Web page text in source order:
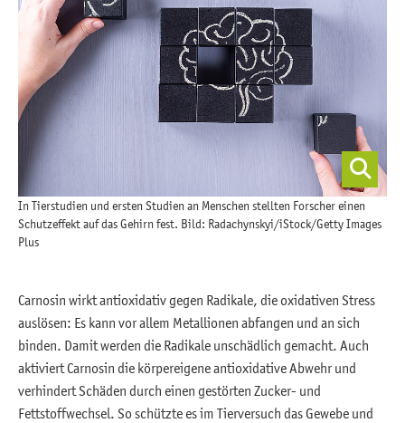
In Tierstudien und ersten Studien an Menschen stellten Forscher einen
Schutzeffekt auf das Gehirn fest. Bild: Radachynskyi/iStock/Getty Images
Plus
Carnosin wirkt antioxidativ gegen Radikale, die oxidativen Stress
auslösen: Es kann vor allem Metallionen abfangen und an sich
binden. Damit werden die Radikale unschädlich gemacht. Auch
aktiviert Carnosin die körpereigene antioxidative Abwehr und
verhindert Schäden durch einen gestörten Zucker- und
Fettstoffwechsel. So schützte es im Tierversuch das Gewebe und